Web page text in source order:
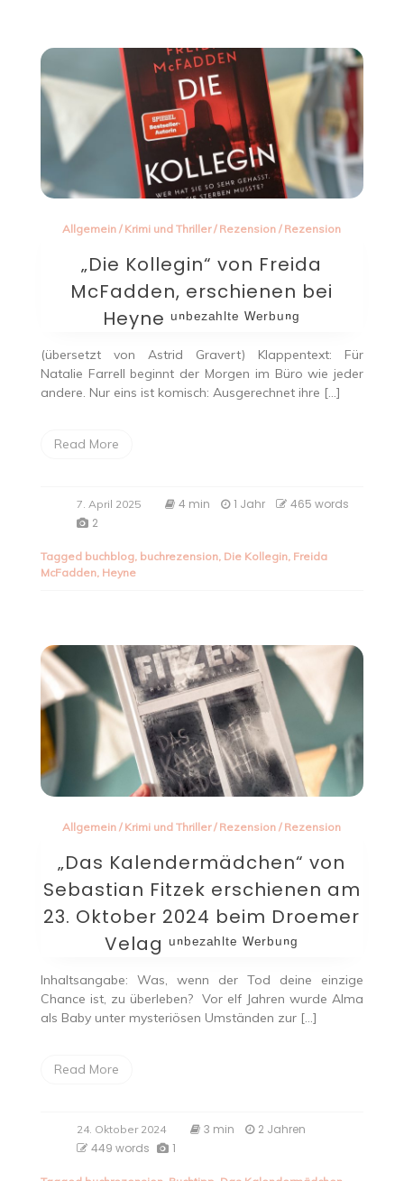
Allgemein / Krimi und Thriller/ Rezension / Rezension
„Die Kollegin“ von Freida
McFadden, erschienen bei
Heyne ᵘⁿᵇᵉᶻᵃʰˡᵗᵉ ᵂᵉʳᵇᵘⁿᵍ
(übersetzt von Astrid Gravert) Klappentext: Für
Natalie Farrell beginnt der Morgen im Büro wie jeder
andere. Nur eins ist komisch: Ausgerechnet ihre […]
Read More
7. April 2025 4 min 1 Jahr
465 words
2
Tagged buchblog, buchrezension, Die Kollegin, Freida
McFadden, Heyne
Allgemein / Krimi und Thriller/ Rezension / Rezension
„Das Kalendermädchen“ von
Sebastian Fitzek erschienen am
23. Oktober 2024 beim Droemer
Velag ᵘⁿᵇᵉᶻᵃʰˡᵗᵉ ᵂᵉʳᵇᵘⁿᵍ
Inhaltsangabe: Was, wenn der Tod deine einzige
Chance ist, zu überleben? Vor elf Jahren wurde Alma
als Baby unter mysteriösen Umständen zur […]
Read More
24. Oktober 2024 3 min
2 Jahren
449 words
1